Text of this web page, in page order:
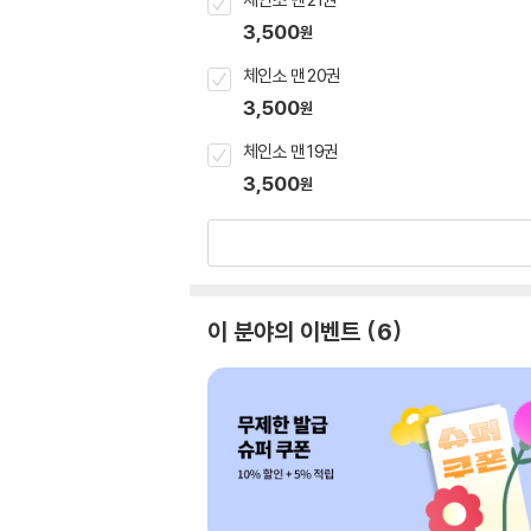
3,500원
체인소 맨 20권
3,500원
체인소 맨 19권
3,500원
이 분야의 이벤트 6